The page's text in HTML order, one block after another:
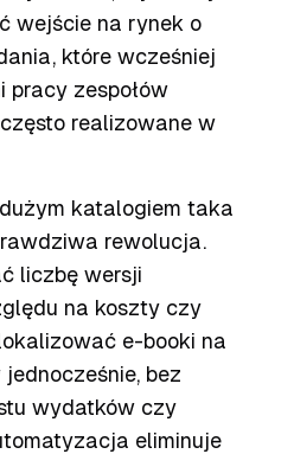
wejście na rynek o
które wcześniej
pracy zespołów
realizowane w
katalogiem taka
rewolucja.
liczbę wersji
na koszty czy
e-booki na
bez
wydatków czy
eliminuje